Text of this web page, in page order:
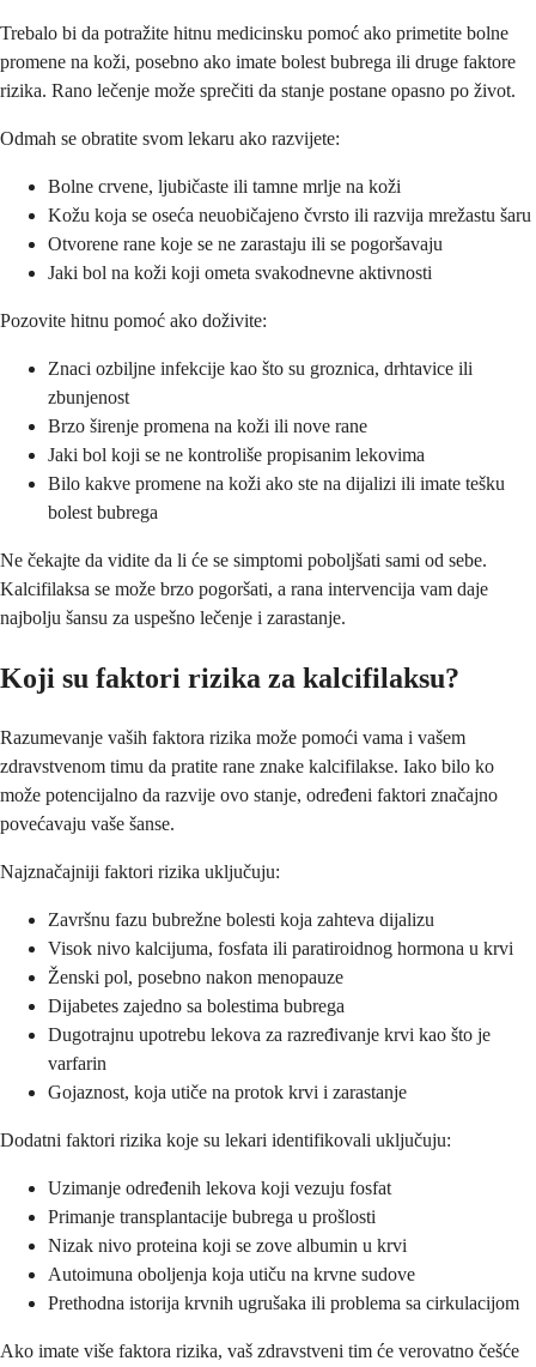
Trebalo bi da potražite hitnu medicinsku pomoć ako primetite bolne
promene na koži, posebno ako imate bolest bubrega ili druge faktore
rizika. Rano lečenje može sprečiti da stanje postane opasno po život.
Odmah se obratite svom lekaru ako razvijete:
Bolne crvene, ljubičaste ili tamne mrlje na koži
Kožu koja se oseća neuobičajeno čvrsto ili razvija mrežastu šaru
Otvorene rane koje se ne zarastaju ili se pogoršavaju
Jaki bol na koži koji ometa svakodnevne aktivnosti
Pozovite hitnu pomoć ako doživite:
Znaci ozbiljne infekcije kao što su groznica, drhtavice ili
zbunjenost
Brzo širenje promena na koži ili nove rane
Jaki bol koji se ne kontroliše propisanim lekovima
Bilo kakve promene na koži ako ste na dijalizi ili imate tešku
bolest bubrega
Ne čekajte da vidite da li će se simptomi poboljšati sami od sebe.
Kalcifilaksa se može brzo pogoršati, a rana intervencija vam daje
najbolju šansu za uspešno lečenje i zarastanje.
Koji su faktori rizika za kalcifilaksu?
Razumevanje vaših faktora rizika može pomoći vama i vašem
zdravstvenom timu da pratite rane znake kalcifilakse. Iako bilo ko
može potencijalno da razvije ovo stanje, određeni faktori značajno
povećavaju vaše šanse.
Najznačajniji faktori rizika uključuju:
Završnu fazu bubrežne bolesti koja zahteva dijalizu
Visok nivo kalcijuma, fosfata ili paratiroidnog hormona u krvi
Ženski pol, posebno nakon menopauze
Dijabetes zajedno sa bolestima bubrega
Dugotrajnu upotrebu lekova za razređivanje krvi kao što je
varfarin
Gojaznost, koja utiče na protok krvi i zarastanje
Dodatni faktori rizika koje su lekari identifikovali uključuju:
Uzimanje određenih lekova koji vezuju fosfat
Primanje transplantacije bubrega u prošlosti
Nizak nivo proteina koji se zove albumin u krvi
Autoimuna oboljenja koja utiču na krvne sudove
Prethodna istorija krvnih ugrušaka ili problema sa cirkulacijom
Ako imate više faktora rizika, vaš zdravstveni tim će verovatno češće